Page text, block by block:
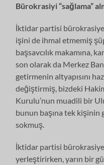
Bürokrasiyi “sağlama”
İktidar partisi
işini de ihmal etmemiş
başsavcılık makamına,
son olarak da Merkez
getirmenin altyapısını
değiştirmiş, bizdeki
Kurulu’nun muadili bir
bunun başına tek kişinin
sokmuş.
İktidar partisi bürokrasiye
yerleştirirken, yarın bir